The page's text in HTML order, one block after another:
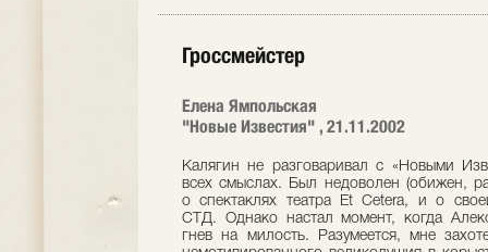
Гроссмейстер
Елена Ямпольская
"Новые Известия" , 21.11.2002
Калягин не разговаривал с «Новыми Известиями» долго. Не разговаривал —во всех смыслах. Был недоволен (обижен, раздражен) целым рядом публикаций —и о спектаклях театра Et Cetera, и о своей деятельности на посту председателя СТД. Однако настал момент, когда Александр Александрович внезапно сменил гнев на милость. Разумеется, мне захотелось воспользоваться этим приступом немотивированного великодушия в корыстных журналистских целях. «Хорошо, —сказал Калягин, коротко поразмыслив, —я дам вам интервью, но только после премьеры. Сейчас времени нет, с утра до ночи репетирую…».И вот премьера сыграна. Сэмюэль Беккет, «Последняя запись Крэппа», моноспектакль. Постановка Роберта Стуруа, сценограф — Георгий Алекси-Месхишвили, музыка Гии Канчели. Лучшего джентльменского набора представить себе невозможно: звезда на звезде, классик на классике и классиком погоняет. Премьеру приурочили к двойному юбилею —личному калягинскому шестидесятилетию и первой круглой дате Et Cetera. Странновато, конечно, получилось, когда вслед за финальной репликой Крэппа: «А не отслужить ли нам заупокойную мессу по живым?», грянул развеселый оркестр, понесли из-за кулис нечеловеческих размеров букеты, вышла торжественная, при полном параде труппа. Калягин обменивался публичными комплиментами с Лужковым и Швыдким, а потом авансцена взорвалась шикарным фейерверком и публику щедро осыпали резаной фольгой… Но, в конце концов, Сан Саныч прав: праздник забудется, спектакль останется. Надо говорить исключительно о спектакле.Коротенькая одноактная пьеса Беккета в Москве шла, причем совсем недавно —ее играл Армен Джигарханян. Правда, тогда название переводилось «Последняя лента Крэппа», что на слух звучало как «лента крепа» и придавало зрелищу еще более мрачный оттенок. Но «лента» или «запись», а речь о магнитофонных кассетах (либо катушках), на которые человек по фамилии Крэпп всю жизнь надиктовывал нечто вроде дневника. Как в любом дневнике, здесь скопились тонны словесной руды, тем не менее Крэпп готов перерывать этот мусор —то ли ищет жемчужину в продуктах собственной жизнедеятельности, то ли просто получает удовольствие от «перемены дерьма». Одинокий пожиратель бананов давит на магнитофоне кнопку play и слушает свой собственный голос тридцатилетней давности.Крэпп-молодой и Крэпп-старый —два разных, два чужих человека. Старый не доверяет молодому, проклинает молодого, вступает с ним в перепалку. Вся пьеса —словно острый приступ шизофрении. Раздвоение личности достигается раздвоением голоса. Но даже бранящийся, даже раздраженный Крэпп все равно торжествует победу, потому что он есть, он -вот он, и мочевой пузырь, напоминающий о себе каждые десять минут, —лучшее доказательство реальности существования. А того, прежнего, нет, прежний умер. Отсюда, наверное, и странная идея «мессы по живым». Беккет точно знает, что смерть приходит не однажды, что человек умирает каждую секунду, ибо в следующую секунду это уже абсолютно другой человек. Жизнь вообще —всего лишь цепочка смертей, жизнь мыслителя —еще и цепочка поминок.Крэпп у Калягина добрее и сентиментальнее Крэппа-Джигарханяна. Снова Бабс Баберлей (он же тетушка Чарли), только несколько десятилетий спустя. Нищий бродяжка под холодным плафоном уличного фонаря, в заскорузлом углу, отгороженном куском рабицы. Крэпп покрыт пылью всех земных дорог и обветшал вместе со своим костюмом, состоящим преимущественно из дыр, лохмотьев, лоскутьев, бахромы, вывернутых подкладок. Не зря же, черт побери, водружен мятый котелок на палочку —это ли не намек, это ли не месса по незабвенному Баберлею?.. Воспаленные веки, красный нос, прическа a la «седая пальма» —в Калягине-Крэппе немало клоунского… —Александр Александрович, почему вы решили, что Крэпп —это ваша роль? Вообще, кто нашел пьесу? —Пьесу предложил Стуруа. Когда шли раздумья, что бы нам вместе сделать к моему юбилею, мы кидались к разным названиям. Я спрашивал у всех своих друзей, например, у Толи Смелянского: «Толь, что бы мне сыграть?». Он сказал: что угодно, только не «Короля Лира». —А почему бы и нет? —Ни в коем случае. Стандартный, предсказуемый ход. Что может солидный шестидесятилетний человек сыграть к юбилею? Ага, короля Лира. Не провалил, но и не улучшил. Одно из прочтений. Наконец, Стуруа предложил «Крэппа». К стыду своему, кроме «В ожидании Годо», я до тех пор у Беккета ничего не читал. «Крэпп» — восемь страниц текста. Сказать, что они меня очень вдохновили, — нет. После такой литературы обычно делают умное лицо: ах, как сложно, ах, как интересно, ничего не понял… Я дочку свою спросил, все-таки она МГУ заканчивала. Она сказала: пап, ради Бога… «Последняя лента»… Шестьдесят лет, последняя… Что-то в этом есть мистическое.Я говорю Роберту, мягко: может, что-нибудь другое? Ну, давай другое… Опять начались шатания по драматургии. В конце концов он говорит: нет, все-таки Беккет. Давай хотя бы попробуем. — Изначально вы думали не о моноспектакле? — Нет, хотя у меня такого опыта достаточно. И Давид Смелянский настойчиво